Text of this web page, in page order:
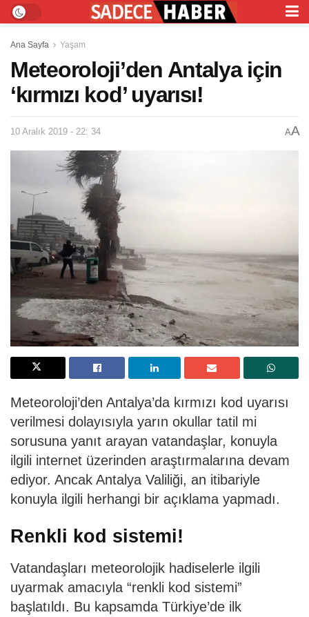
Ana Sayfa Yaşam
Meteoroloji’den Antalya için
‘kırmızı kod’ uyarısı!
10 Aralık 2019 - 22: 34 AA
Meteoroloji’den Antalya’da kırmızı kod uyarısı
verilmesi dolayısıyla yarın okullar tatil mi
sorusuna yanıt arayan vatandaşlar, konuyla
ilgili internet üzerinden araştırmalarına devam
ediyor. Ancak Antalya Valiliği, an itibariyle
konuyla ilgili herhangi bir açıklama yapmadı.
Renkli kod sistemi!
Vatandaşları meteorolojik hadiselerle ilgili
uyarmak amacıyla “renkli kod sistemi”
başlatıldı. Bu kapsamda Türkiye’de ilk